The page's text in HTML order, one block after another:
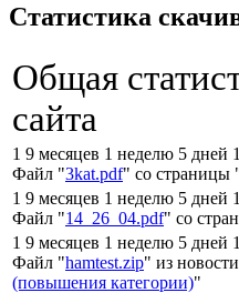
Статистика
Общая
сайта
1 9 месяцев 1 неделю 5 дней
Файл "3kat.pdf" со страницы
1 9 месяцев 1 неделю 5 дней
Файл "14_26_04.pdf" со
1 9 месяцев 1 неделю 5 дней
Файл "hamtest.zip" из
(повышения категории)"